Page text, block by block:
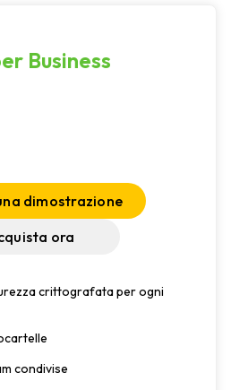
Business
dimostrazione
ora
crittografata per ogni
condivise